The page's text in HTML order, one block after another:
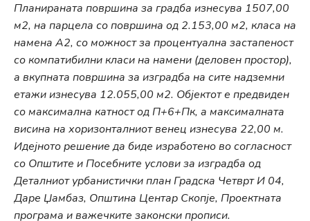
Планираната површина за градба изнесува 1507,00
м2, на парцела со површина од 2.153,00 м2, класа на
намена А2, со можност за процентуална застапеност
со компатибилни класи на намени (деловен простор),
а вкупната површина за изградба на сите надземни
етажи изнесува 12.055,00 м2. Објектот е предвиден
со максимална катност од П+6+Пк, а максималната
висина на хоризонталниот венец изнесува 22,00 м.
Идејното решение да биде изработено во согласност
со Општите и Посебните услови за изградба од
Деталниот урбанистички план Градска Четврт И 04,
Даре Џамбаз, Општина Центар Скопје, Проектната
програма и важечките законски прописи.